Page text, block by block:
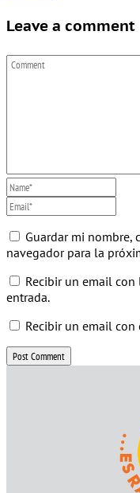
Leave a comment
Guardar mi nombre,
navegador para la
Recibir un email
entrada.
Recibir un email con
Post Comment